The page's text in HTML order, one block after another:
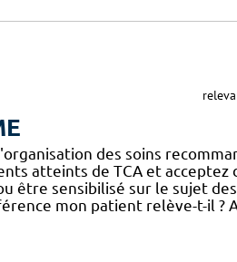
des soins
atteints de TCA et acceptez
être sensibilisé sur le sujet des
mon patient relève-t-il ?